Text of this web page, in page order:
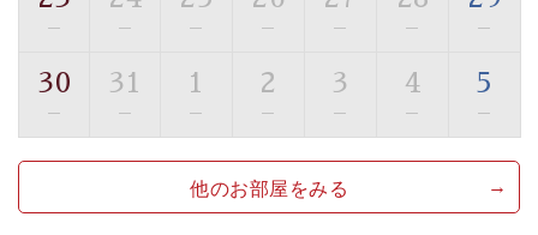
む貸切温泉風呂です。ゆったりといやされるプライベー
トな空間をお愉しみください。
【旅】
豊富な知識を持ったドライバー兼ガイドが諏訪大社をご
案内します。事前ご予約制ですので、ご利用ご希望の方
は【3日前まで】にお電話ください。
— — — — — — —
30
—
31
—
1
—
2
—
3
—
4
—
5
—
他のお部屋をみる